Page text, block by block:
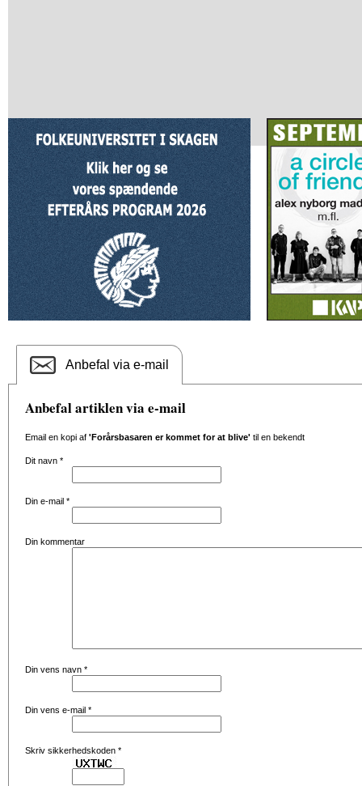
Anbefal via e-mail
Anbefal artiklen via e-mail
Email en kopi af 'Forårsbasaren er kommet for at blive' til en bekendt
Dit navn *
Din e-mail *
Din kommentar
Din vens navn *
Din vens e-mail *
Skriv sikkerhedskoden *